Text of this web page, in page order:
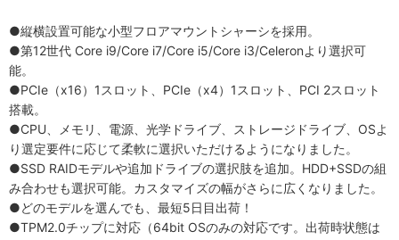
●縦横設置可能な小型フロアマウントシャーシを採用。
●第12世代 Core i9/Core i7/Core i5/Core i3/Celeronより選択可
能。
●PCIe（x16）1スロット、PCIe（x4）1スロット、PCI 2スロット
搭載。
●CPU、メモリ、電源、光学ドライブ、ストレージドライブ、OSよ
り選定要件に応じて柔軟に選択いただけるようになりました。
●SSD RAIDモデルや追加ドライブの選択肢を追加。HDD+SSDの組
み合わせも選択可能。カスタマイズの幅がさらに広くなりました。
●どのモデルを選んでも、最短5日目出荷！
●TPM2.0チップに対応（64bit OSのみの対応です。出荷時状態は